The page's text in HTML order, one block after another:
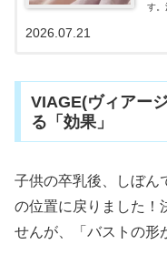
す。
て
2026.07.21
VIAGE(ヴィアー
る「効果」
子供の卒乳後、しぼん
の位置に戻りました！
せんが、「バストの形